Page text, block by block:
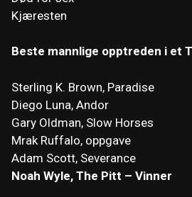
Kjæresten
Beste mannlige opptreden i et
Sterling K. Brown, Paradise
Diego Luna, Andor
Gary Oldman, Slow Horses
Mrak Ruffalo, oppgave
Adam Scott, Severance
Noah Wyle, The Pitt – Vinner